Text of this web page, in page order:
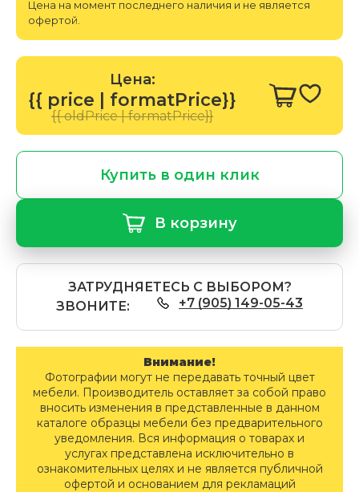
Цена на момент последнего наличия и не является
офертой.
Цена:
{{ price | formatPrice}}
{{ oldPrice | formatPrice}}
Купить в один клик
В корзину
ЗАТРУДНЯЕТЕСЬ С ВЫБОРОМ?
ЗВОНИТЕ:
+7 (905) 149-05-43
Внимание!
Фотографии могут не передавать точный цвет
мебели. Производитель оставляет за собой право
вносить изменения в представленные в данном
каталоге образцы мебели без предварительного
уведомления. Вся информация о товарах и
услугах представлена исключительно в
ознакомительных целях и не является публичной
офертой и основанием для рекламаций